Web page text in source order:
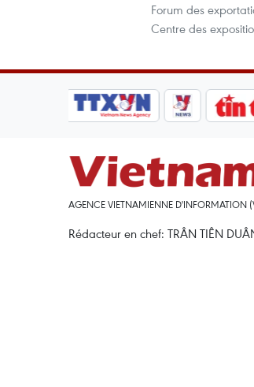
Forum des
Centre des
AGENCE VIETNAMIENNE D'INFORMATION
Rédacteur en chef: TRÂN TIÊN